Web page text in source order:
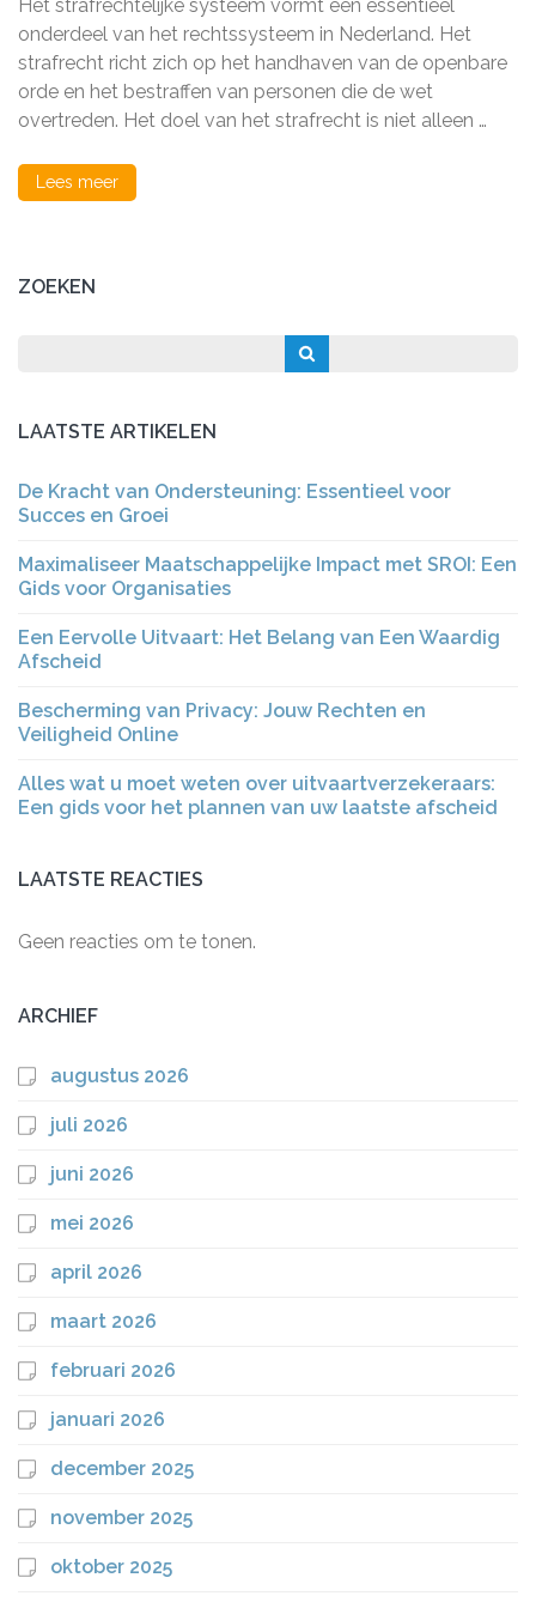
het
Strafrechtelijke
Systeem
in
Nederland
Het strafrechtelijke systeem vormt een essentieel
onderdeel van het rechtssysteem in Nederland. Het
strafrecht richt zich op het handhaven van de openbare
orde en het bestraffen van personen die de wet
overtreden. Het doel van het strafrecht is niet alleen …
Lees meer
ZOEKEN
LAATSTE ARTIKELEN
De Kracht van Ondersteuning: Essentieel voor
Succes en Groei
Maximaliseer Maatschappelijke Impact met SROI: Een
Gids voor Organisaties
Een Eervolle Uitvaart: Het Belang van Een Waardig
Afscheid
Bescherming van Privacy: Jouw Rechten en
Veiligheid Online
Alles wat u moet weten over uitvaartverzekeraars:
Een gids voor het plannen van uw laatste afscheid
LAATSTE REACTIES
Geen reacties om te tonen.
ARCHIEF
augustus 2026
juli 2026
juni 2026
mei 2026
april 2026
maart 2026
februari 2026
januari 2026
december 2025
november 2025
oktober 2025